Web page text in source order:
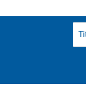
for: